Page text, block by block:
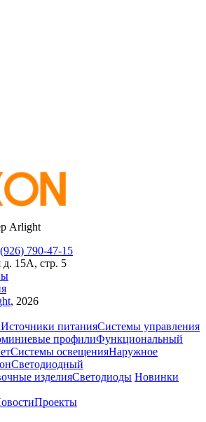
Arlight
790-47-15
д. 15А, стр. 5
, 2026
Источники питанияСистемы управления
профилиФункциональный
Системы освещенияНаружное
Светодиодный
изделияСветодиоды Новинки
Проекты